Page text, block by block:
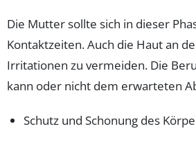
Die Mutter sollte sich in dieser
Kontaktzeiten. Auch die Haut an
Irritationen zu vermeiden. Die
kann oder nicht dem erwarteten
Schutz und Schonung des